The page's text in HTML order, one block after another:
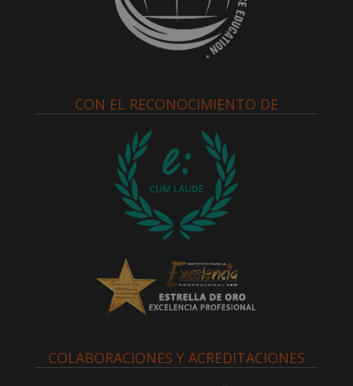
CON EL RECONOCIMIENTO DE
COLABORACIONES Y ACREDITACIONES